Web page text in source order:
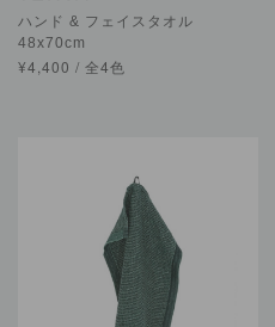
ハンド & フェイスタオル
48x70cm
¥4,400 / 全4色